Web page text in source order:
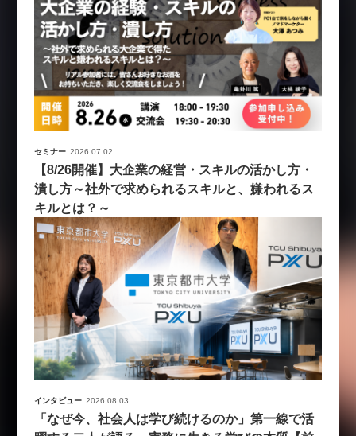
セミナー 2026.07.02
【8/26開催】大企業の経営・スキルの活かし方・
潰し方～社外で求められるスキルと、嫌われるス
キルとは？～
インタビュー 2026.08.03
「なぜ今、社会人は学び続けるのか」第一線で活